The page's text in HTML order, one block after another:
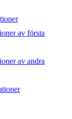
av första
av andra